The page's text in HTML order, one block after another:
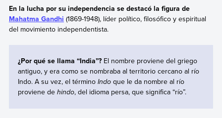
En la lucha por su independencia se destacó la figura de
Mahatma Gandhi (1869-1948), líder político, filosófico y espiritual
del movimiento independentista.
¿Por qué se llama “India”?El nombre proviene del griego
antiguo, y era como se nombraba al territorio cercano al río
Indo. A su vez, el término Indoque le da nombre al río
proviene de hindo, del idioma persa, que significa “río”.